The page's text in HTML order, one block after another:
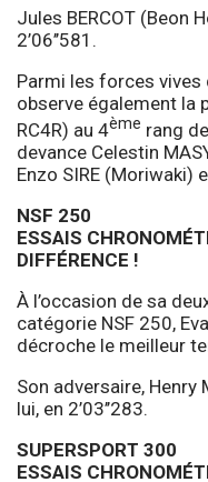
Jules BERCOT (Beon
2’06’’581.
Parmi les forces vives
observe également la
RC4R) au 4ème rang
devance Celestin
Enzo SIRE (Moriwaki)
NSF 250
ESSAIS
DIFFÉRENCE !
À l’occasion de sa
catégorie NSF 250,
décroche le meilleur
Son adversaire, Henry
lui, en 2’03’’283.
SUPERSPORT 300
ESSAIS